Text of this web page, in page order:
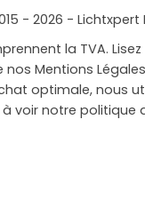
- 2026 - Lichtxpert
la TVA.
nos Mentions
optimale, nous
voir notre politique